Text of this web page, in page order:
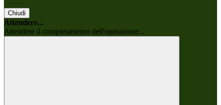
Chiudi
Attendere...
Attendere il completamento dell'operazione...